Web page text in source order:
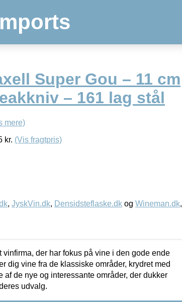
Super Gou – 11 cm
– 161 lag stål
mere)
kr. (Vis fragtpris)
, JyskVin.dk, Densidsteflaske.dk og Wineman.dk,
vinfirma, der har fokus på vine i den gode ende
dig vine fra de klassiske områder, krydret med
af de nye og interessante områder, der dukker
udvalg.